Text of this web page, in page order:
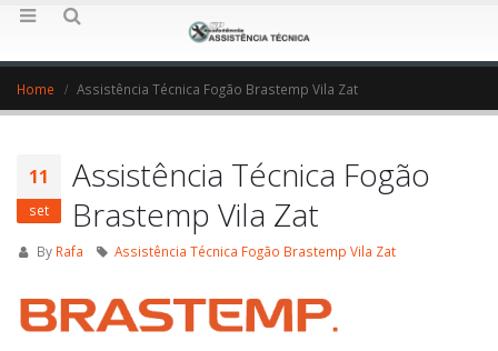
Home Assistência Técnica Fogão Brastemp Vila Zat
11
set
Assistência Técnica Fogão
Brastemp Vila Zat
By Rafa Assistência Técnica Fogão Brastemp Vila Zat